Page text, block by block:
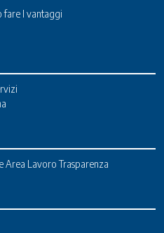
fare I vantaggi
Area Lavoro Trasparenza